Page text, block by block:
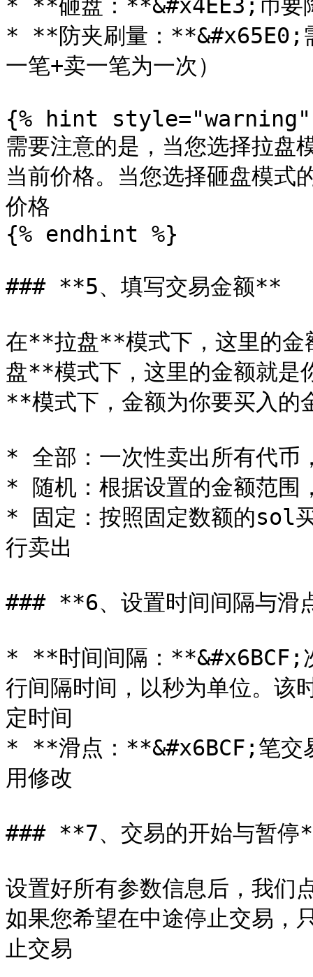
* **砸盘：**&#x4EE3;币要
* **防夹刷量：**&#x65E0;
一笔+卖一笔为一次）
{% hint style="warning"
需要注意的是，当您选择拉
当前价格。当您选择砸盘模
价格
{% endhint %}
### **5、填写交易金额**
在**拉盘**模式下，这里的
盘**模式下，这里的金额就是
**模式下，金额为你要买入的
* 全部：一次性卖出所有代币
* 随机：根据设置的金额范围
* 固定：按照固定数额的sol
行卖出
### **6、设置时间间隔与滑
* **时间间隔：**&#x6BCF;
行间隔时间，以秒为单位。该
定时间
* **滑点：**&#x6BCF;笔交
用修改
### **7、交易的开始与暂停
设置好所有参数信息后，我
如果您希望在中途停止交易
止交易